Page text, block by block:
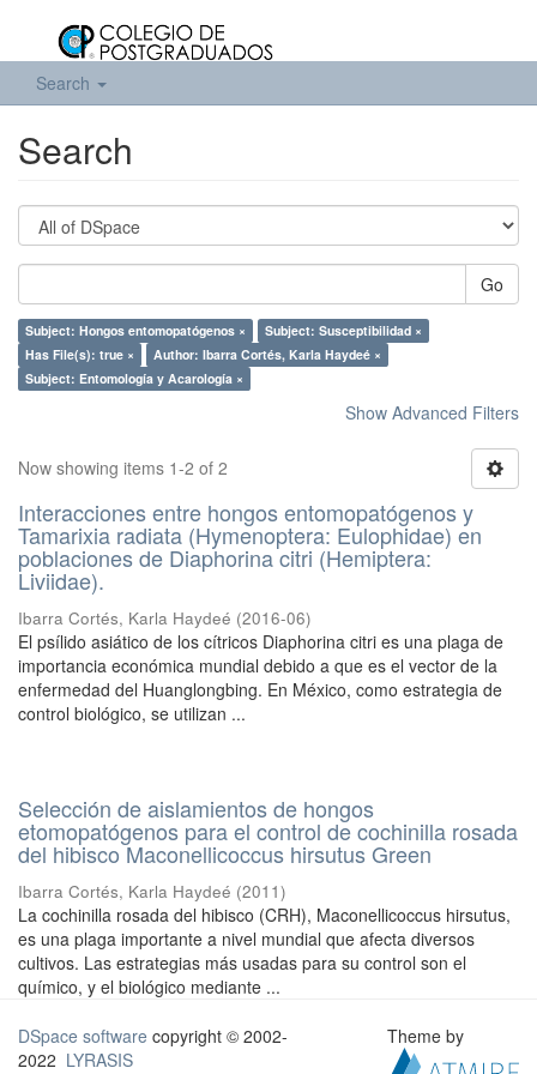
Search
Search
Go
Subject: Hongos entomopatógenos ×
Subject: Susceptibilidad ×
Has File(s): true ×
Author: Ibarra Cortés, Karla Haydeé ×
Subject: Entomología y Acarología ×
Show Advanced Filters
Now showing items 1-2 of 2
Interacciones entre hongos entomopatógenos y
Tamarixia radiata (Hymenoptera: Eulophidae) en
poblaciones de Diaphorina citri (Hemiptera:
Liviidae).
Ibarra Cortés, Karla Haydeé (2016-06)
El psílido asiático de los cítricos Diaphorina citri es una plaga de
importancia económica mundial debido a que es el vector de la
enfermedad del Huanglongbing. En México, como estrategia de
control biológico, se utilizan ...
Selección de aislamientos de hongos
etomopatógenos para el control de cochinilla rosada
del hibisco Maconellicoccus hirsutus Green
Ibarra Cortés, Karla Haydeé (2011)
La cochinilla rosada del hibisco (CRH), Maconellicoccus hirsutus,
es una plaga importante a nivel mundial que afecta diversos
cultivos. Las estrategias más usadas para su control son el
químico, y el biológico mediante ...
DSpace software copyright © 2002-
2022 LYRASIS
Theme by